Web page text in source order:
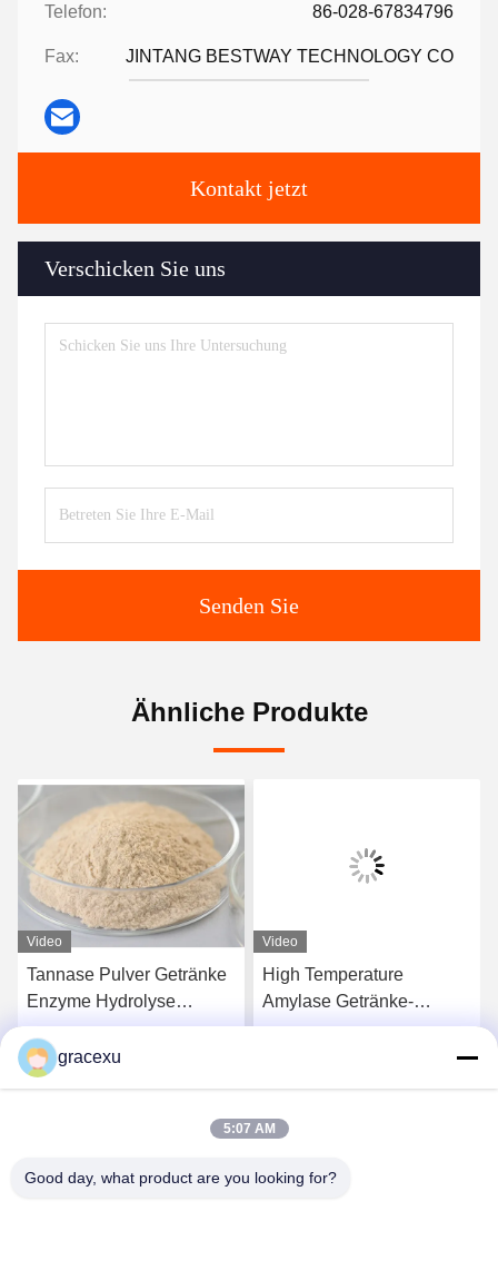
Telefon: 86-028-67834796
Fax: JINTANG BESTWAY TECHNOLOGY CO
Kontakt jetzt
Verschicken Sie uns
Senden Sie
Ähnliche Produkte
Video
Tannase Pulver Getränke
Enzyme Hydrolyse
Tannine Verbessern die
kalte Löslichkeit von Saft
Video
High Temperature
Amylase Getränke-
Enzym, das bei der
gracexu
5:07 AM
Good day, what product are you looking for?